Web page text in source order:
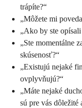
trápíte?“
„Môžete mi
„Ako by ste
„Ste momentálne
skúsenosť?“
„Existujú nejaké
ovplyvňujú?“
„Máte nejaké
sú pre vás dôležité